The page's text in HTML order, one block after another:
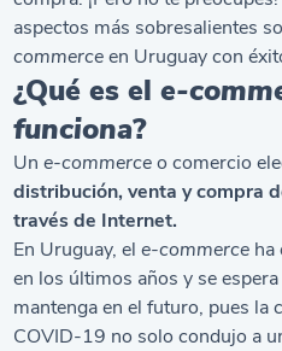
aspectos más sobresalientes
commerceen Uruguay con
¿Qué es ele-
funciona?
Une-commerceo comercio
distribución, venta y compra
través de Internet.
En Uruguay, ele-commerce ha
en los últimos años y se
mantenga en el futuro, pues la
COVID-19 no solo condujo a